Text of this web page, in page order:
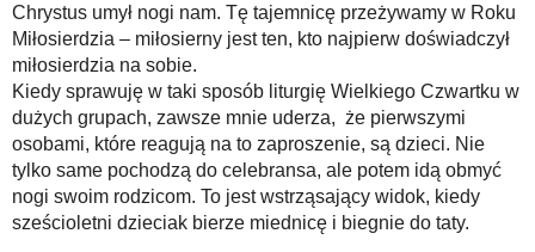
Chrystus umył nogi nam. Tę tajemnicę przeżywamy w Roku
Miłosierdzia – miłosierny jest ten, kto najpierw doświadczył
miłosierdzia na sobie.
Kiedy sprawuję w taki sposób liturgię Wielkiego Czwartku w
dużych grupach, zawsze mnie uderza, że pierwszymi
osobami, które reagują na to zaproszenie, są dzieci. Nie
tylko same pochodzą do celebransa, ale potem idą obmyć
nogi swoim rodzicom. To jest wstrząsający widok, kiedy
sześcioletni dzieciak bierze miednicę i biegnie do taty.